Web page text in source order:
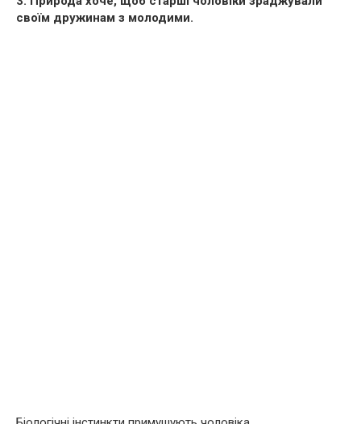
своїм дружинам з молодими.